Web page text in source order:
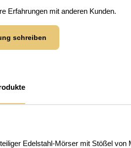
Erfahrungen mit anderen Kunden.
schreiben